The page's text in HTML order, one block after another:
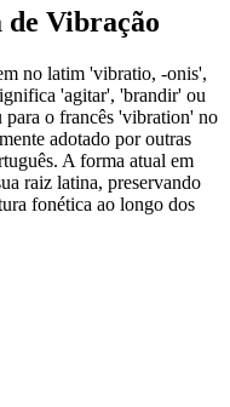
de Vibração
no latim 'vibratio, -onis',
'agitar', 'brandir' ou
o francês 'vibration' no
adotado por outras
A forma atual em
raiz latina, preservando
fonética ao longo dos